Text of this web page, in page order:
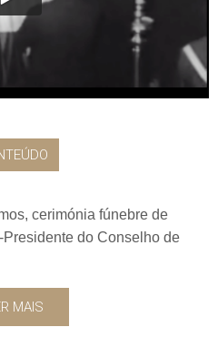
cerimónia fúnebre de
do Conselho de
MAIS